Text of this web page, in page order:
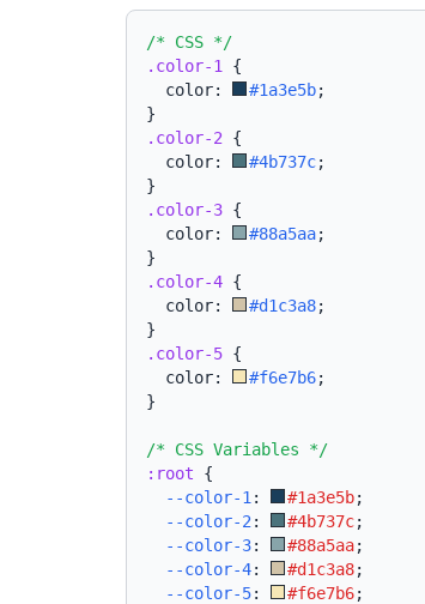
/* CSS */
.color-1
{
  color:
#1a3e5b;
}
.color-2 {
  color:
#4b737c;
}
.color-3 {
  color:
#88a5aa;
}
.color-4 {
  color:
#d1c3a8;
}
.color-5 {
  color:
#f6e7b6;
}
/* CSS Variables */
:root {
--color-1 : #1a3e5b;
--color-2 : #4b737c;
--color-3: #88a5aa;
--color-4: #d1c3a8;
--color-5: #f6e7b6;